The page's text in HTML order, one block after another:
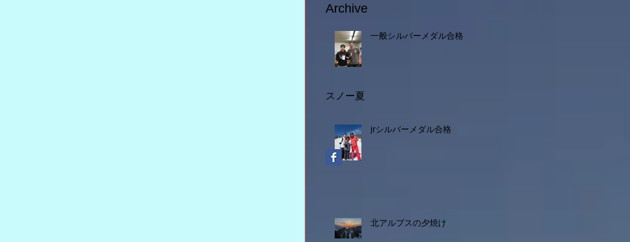
一般シルバーメダル合格
jrシルバーメダル合格
北アルプスの夕焼け
スノー夏
Archive